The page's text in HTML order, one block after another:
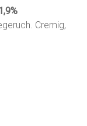
Cremig,